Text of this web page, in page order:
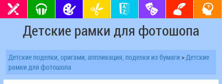
Детские рамки для фотошопа
Детские поделки, оригами, аппликация, поделки из бумаги > Детские
рамки для фотошопа